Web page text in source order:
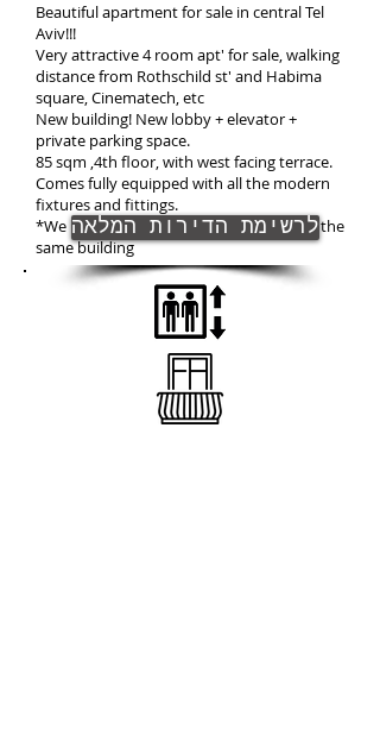
Beautiful apartment for sale in central Tel
Aviv!!!
Very attractive 4 room apt' for sale, walking
distance from Rothschild st' and Habima
square, Cinematech, etc
New building! New lobby + elevator +
private parking space.
85 sqm ,4th floor, with west facing terrace.
Comes fully equipped with all the modern
fixtures and fittings.
*We have another similar apt' for sale in the
same building
לרשימת הדירות המלאה